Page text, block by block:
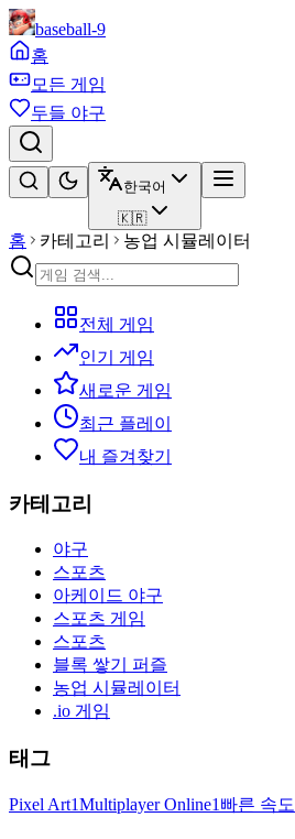
baseball-9
홈
모든 게임
두들 야구
한국어
🇰🇷
홈 카테고리 농업 시뮬레이터
전체 게임
인기 게임
새로운 게임
최근 플레이
내 즐겨찾기
카테고리
야구
스포츠
아케이드 야구
스포츠 게임
스포츠
블록 쌓기 퍼즐
농업 시뮬레이터
.io 게임
태그
Pixel Art1Multiplayer Online1 빠른 속도